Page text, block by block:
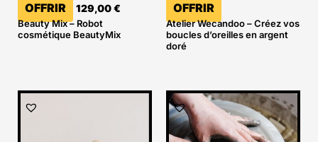
OFFRIR 129,00€
Beauty Mix – Robot
cosmétique BeautyMix
OFFRIR
Atelier Wecandoo – Créez vos
boucles d’oreilles en argent
doré